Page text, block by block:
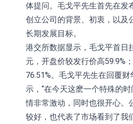
息专场成功举办
市场监管总局印发
制度》
【异动股】港股跌
问(02176.HK)跌
饰(06162.HK)跌
体提问。毛戈平先生首先在发
创立公司的背景、初衷，以及
长期发展目标。
港交所数据显示，毛戈平首日
元，开盘价较发行价高59.9%
76.51%。毛戈平先生在回覆
示，“在今天这麽一个特殊的
情非常激动，同时也很开心。
较好，也代表了市场看到了我